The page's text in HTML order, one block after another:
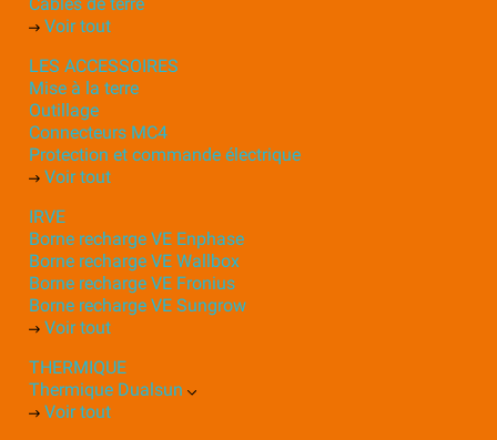
Voir tout
LES ACCESSOIRES
Mise à la terre
Outillage
Connecteurs MC4
Protection et commande électrique
Voir tout
IRVE
Borne recharge VE Enphase
Borne recharge VE Wallbox
Borne recharge VE Fronius
Borne recharge VE Sungrow
Voir tout
THERMIQUE
Thermique Dualsun
Voir tout